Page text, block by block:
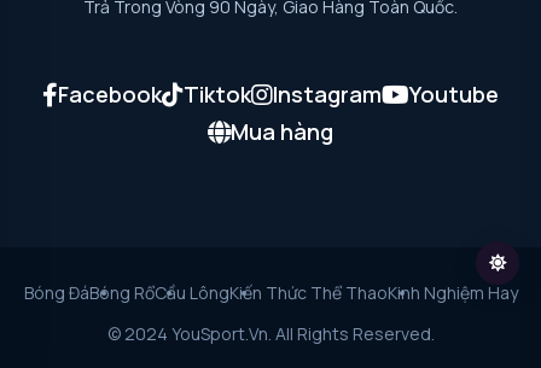
Trả Trong Vòng 90 Ngày, Giao Hàng Toàn Quốc.
Facebook Tiktok Instagram
Youtube
Mua hàng
Bóng ĐáBóng RổCầu LôngKiến Thức Thể ThaoKinh Nghiệm Hay
© 2024 YouSport.vn. All Rights Reserved.